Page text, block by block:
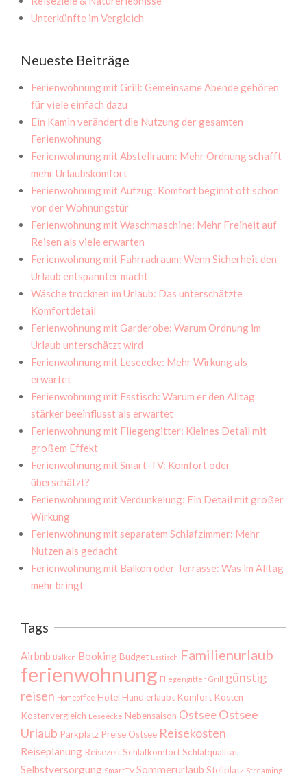
Unterkünfte im Vergleich
Neueste Beiträge
Ferienwohnung mit Grill: Gemeinsame Abende gehören
für viele einfach dazu
Ein Kamin verändert die Nutzung der gesamten
Ferienwohnung
Ferienwohnung mit Abstellraum: Mehr Ordnung schafft
mehr Urlaubskomfort
Ferienwohnung mit Aufzug: Komfort beginnt oft schon
vor der Wohnungstür
Ferienwohnung mit Waschmaschine: Mehr Freiheit auf
Reisen als viele erwarten
Ferienwohnung mit Fahrradraum: Wenn Sicherheit den
Urlaub entspannter macht
Wäsche trocknen im Urlaub: Das unterschätzte
Komfortdetail
Ferienwohnung mit Garderobe: Warum Ordnung im
Urlaub unterschätzt wird
Ferienwohnung mit Leseecke: Mehr Wirkung als
erwartet
Ferienwohnung mit Esstisch: Warum er den Alltag
stärker beeinflusst als erwartet
Ferienwohnung mit Fliegengitter: Kleines Detail mit
großem Effekt
Ferienwohnung mit Smart-TV: Komfort oder
überschätzt?
Ferienwohnung mit Verdunkelung: Ein Detail mit großer
Wirkung
Ferienwohnung mit separatem Schlafzimmer: Mehr
Nutzen als gedacht
Ferienwohnung mit Balkon oder Terrasse: Was im Alltag
mehr bringt
Tags
Airbnb Balkon Booking Budget Esstisch Familienurlaub
ferienwohnung Fliegengitter Grill günstig
reisen Homeoffice Hotel Hund erlaubt Komfort Kosten
Kostenvergleich Leseecke Nebensaison OstseeOstsee
Urlaub Parkplatz Preise Ostsee Reisekosten
Reiseplanung ReisezeitSchlafkomfortSchlafqualität
Selbstversorgung SmartTV Sommerurlaub Stellplatz Streaming